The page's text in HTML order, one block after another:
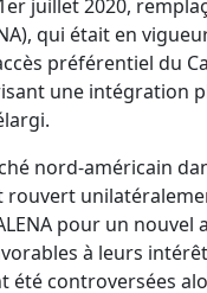
juillet 2020,
qui était en
préférentiel du
une intégration
nord-américain
rouvert
pour un nouvel
à leurs
été controversées